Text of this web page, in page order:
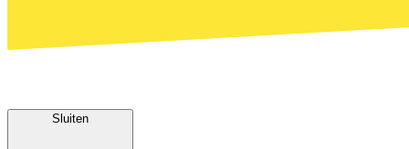
Sluiten